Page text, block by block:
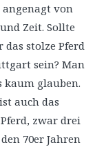
angenagt von
Zeit. Sollte
das stolze Pferd
sein? Man
kaum glauben.
auch das
zwar drei
70er Jahren